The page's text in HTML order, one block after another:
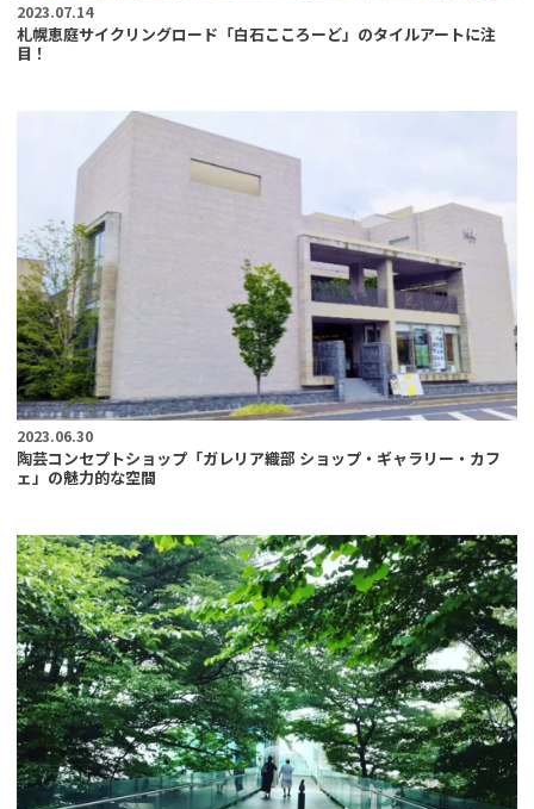
2023.07.14
札幌恵庭サイクリングロード「白石こころーど」のタイルアートに注
目！
2023.06.30
陶芸コンセプトショップ「ガレリア織部 ショップ・ギャラリー・カフ
ェ」の魅力的な空間